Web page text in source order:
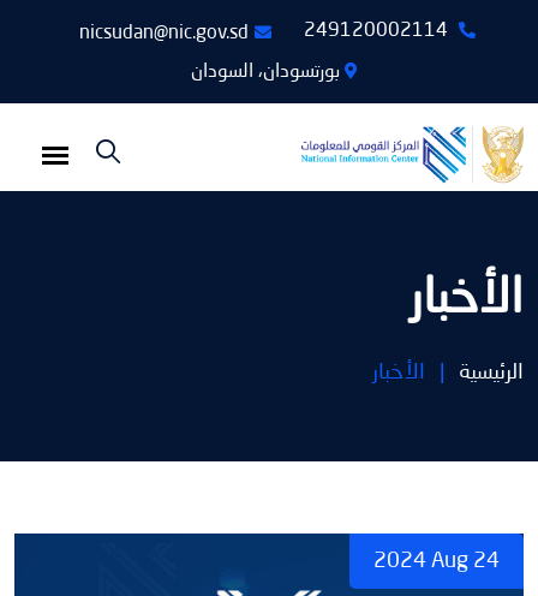
nicsudan@nic.gov.sd
بورتسودان، السودان
الأخبار
الرئيسية الأخبار
2024 Aug 24